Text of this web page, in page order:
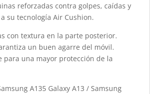
reforzadas contra golpes, caídas y
su tecnología Air Cushion.
con textura en la parte posterior.
un buen agarre del móvil.
para una mayor protección de la
A135 Galaxy A13 / Samsung